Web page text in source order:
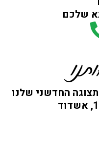
שלכם
החדשני שלנו